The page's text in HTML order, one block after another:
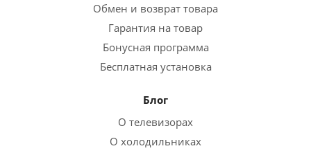
Обмен и возврат товара
Гарантия на товар
Бонусная программа
Бесплатная установка
Блог
О телевизорах
О холодильниках